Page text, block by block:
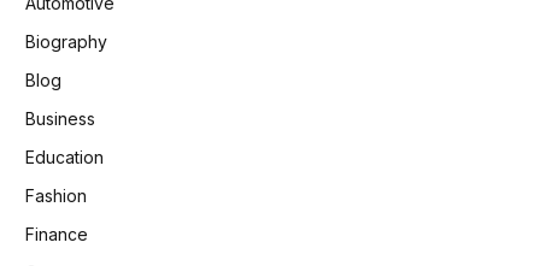
Biography
Blog
Business
Education
Fashion
Finance